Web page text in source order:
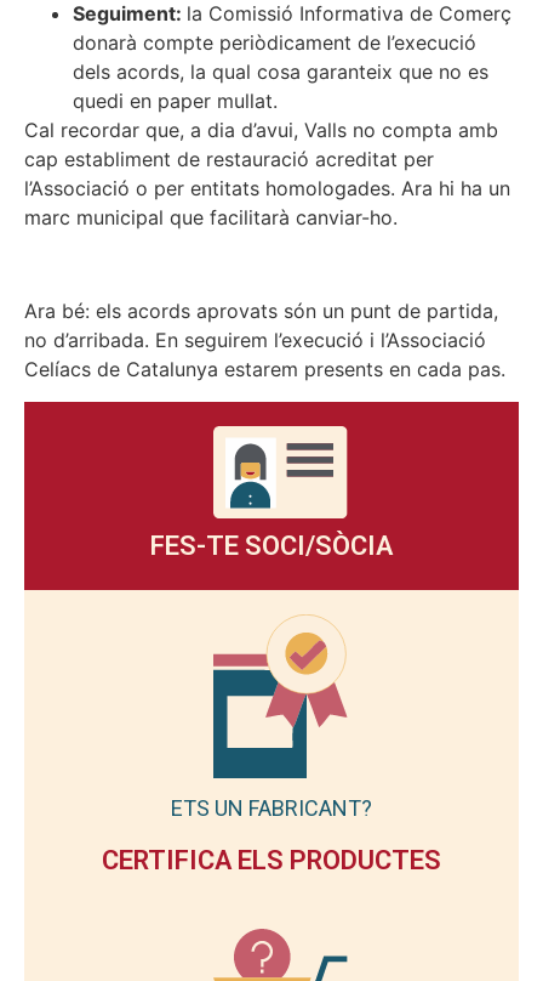
Seguiment: la Comissió Informativa de Comerç
donarà compte periòdicament de l’execució
dels acords, la qual cosa garanteix que no es
quedi en paper mullat.
Cal recordar que, a dia d’avui, Valls no compta amb
cap establiment de restauració acreditat per
l’Associació o per entitats homologades. Ara hi ha un
marc municipal que facilitarà canviar-ho.
Ara bé: els acords aprovats són un punt de partida,
no d’arribada. En seguirem l’execució i l’Associació
Celíacs de Catalunya estarem presents en cada pas.
FES-TE SOCI/SÒCIA
ETS UN FABRICANT?
CERTIFICA ELS PRODUCTES